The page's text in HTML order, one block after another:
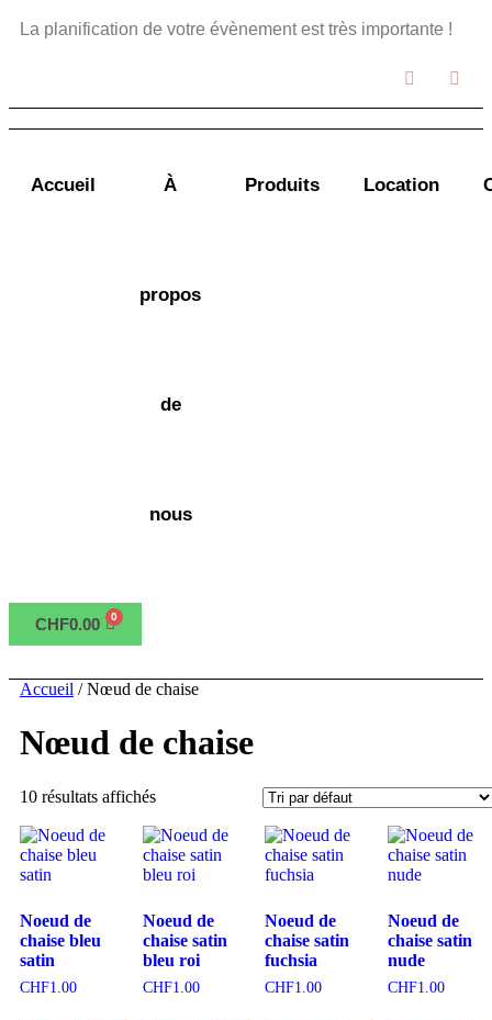
La planification de votre évènement est très importante !
Accueil À
propos
de
nous
Produits Location
CHF0.00
Accueil / Nœud de chaise
Nœud de chaise
10 résultats affichés
Noeud de
chaise bleu
satin
CHF1.00
Noeud de
chaise satin
bleu roi
CHF1.00
Noeud de
chaise satin
fuchsia
CHF1.00
Noeud de
chaise satin
nude
CHF1.00